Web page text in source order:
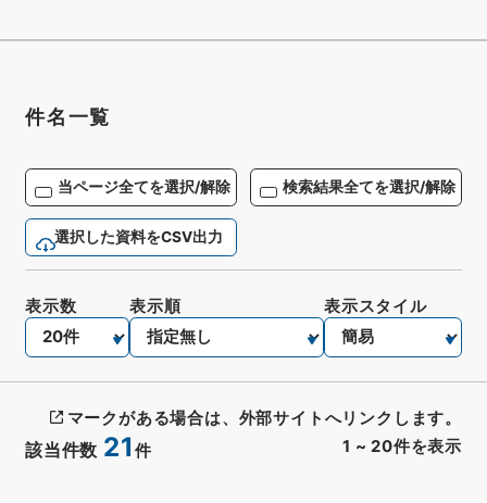
件名一覧
当ページ全てを選択/解除 検索結果全てを選択/解除
選択した資料をCSV出力
該当件数 21 件 1 ~ 20件を表示
表示数 表示順 表示スタイル
マークがある場合は、外部サイトへリンクします。